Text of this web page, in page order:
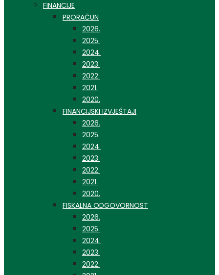
FINANCIJE
PRORAČUN
2026.
2025.
2024.
2023.
2022.
2021.
2020.
FINANCIJSKI IZVJEŠTAJI
2026.
2025.
2024.
2023.
2022.
2021.
2020.
FISKALNA ODGOVORNOST
2026.
2025.
2024.
2023.
2022.